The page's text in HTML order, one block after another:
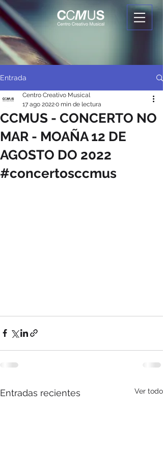
Entrada
CCMUS - CONCERTO NO
MAR - MOAÑA 12 DE
AGOSTO DO 2022
#concertosccmus
Centro Creativo Musical
17 ago 20220 min de lectura
Entradas recientes Ver todo